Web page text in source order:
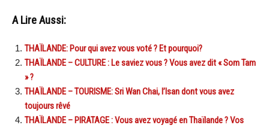
A Lire Aussi:
THAÏLANDE: Pour qui avez vous voté ? Et pourquoi?
THAÏLANDE – CULTURE : Le saviez vous ? Vous avez dit « Som Tam
» ?
THAÏLANDE – TOURISME: Sri Wan Chai, l’Isan dont vous avez
toujours rêvé
THAÏLANDE – PIRATAGE : Vous avez voyagé en Thaïlande ? Vos